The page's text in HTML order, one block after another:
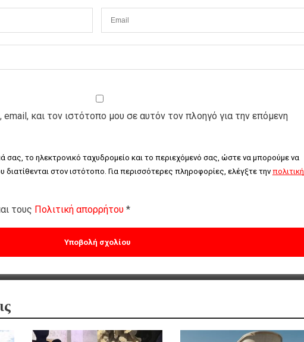
και τον ιστότοπο μου σε αυτόν τον πλοηγό για την επόμενη
σας, το ηλεκτρονικό ταχυδρομείο και το περιεχόμενό σας, ώστε να μπορούμε να
στον ιστότοπο. Για περισσότερες πληροφορίες, ελέγξτε την πολιτική
τους Πολιτική απορρήτου *